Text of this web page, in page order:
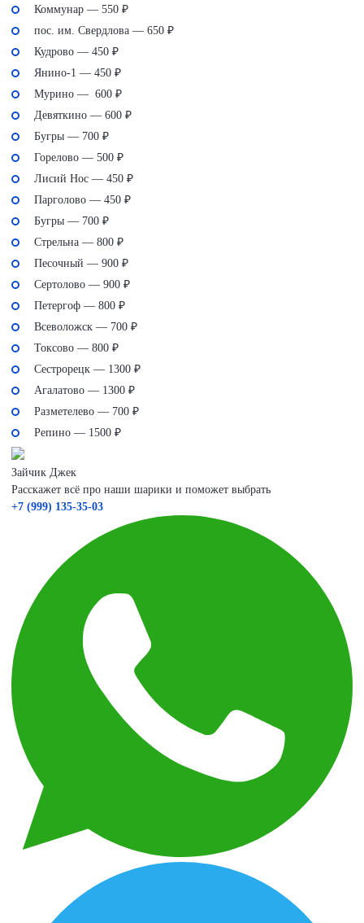
Коммунар — 550 ₽
пос. им. Свердлова — 650 ₽
Кудрово — 450 ₽
Янино-1 — 450 ₽
Мурино — 600 ₽
Девяткино — 600 ₽
Бугры — 700 ₽
Горелово — 500 ₽
Лисий Нос — 450 ₽
Парголово — 450 ₽
Бугры — 700 ₽
Стрельна — 800 ₽
Песочный — 900 ₽
Сертолово — 900 ₽
Петергоф — 800 ₽
Всеволожск — 700 ₽
Токсово — 800 ₽
Сестрорецк — 1300 ₽
Агалатово — 1300 ₽
Разметелево — 700 ₽
Репино — 1500 ₽
Зайчик Джек
Расскажет всё про наши шарики и поможет выбрать
+7 (999) 135-35-03